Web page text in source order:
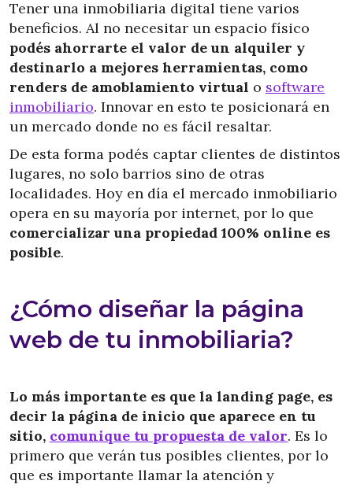
Tener una inmobiliaria digital tiene varios
beneficios. Al no necesitar un espacio físico
podés ahorrarte el valor de un alquiler y
destinarlo a mejores herramientas, como
renders de amoblamiento virtual o software
inmobiliario. Innovar en esto te posicionará en
un mercado donde no es fácil resaltar.
De esta forma podés captar clientes de distintos
lugares, no solo barrios sino de otras
localidades. Hoy en día el mercado inmobiliario
opera en su mayoría por internet, por lo que
comercializar una propiedad 100% online es
posible.
¿Cómo diseñar la página
web de tu inmobiliaria?
Lo más importante es que la landing page, es
decir la página de inicio que aparece en tu
sitio, comunique tu propuesta de valor. Es lo
primero que verán tus posibles clientes, por lo
que es importante llamar la atención y